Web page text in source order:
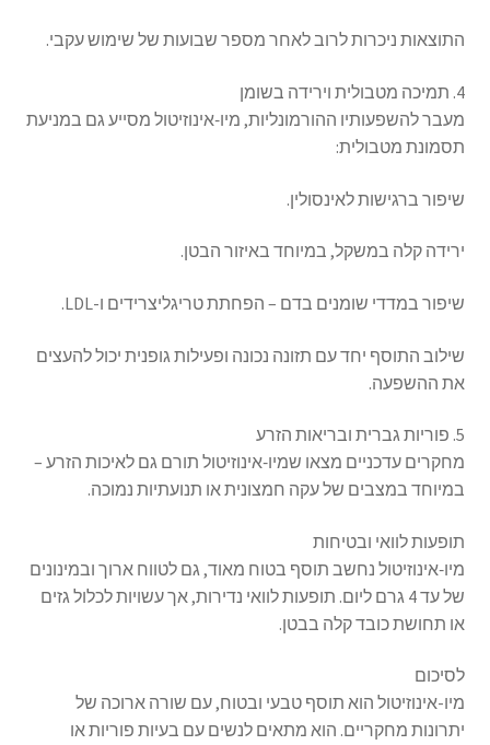
התוצאות ניכרות לרוב לאחר מספר שבועות של שימוש עקבי.
4. תמיכה מטבולית וירידה בשומן
מעבר להשפעותיו ההורמונליות, מיו‑אינוזיטול מסייע גם במניעת
תסמונת מטבולית:
שיפור ברגישות לאינסולין.
ירידה קלה במשקל, במיוחד באיזור הבטן.
שיפור במדדי שומנים בדם – הפחתת טריגליצרידים ו-LDL.
שילוב התוסף יחד עם תזונה נכונה ופעילות גופנית יכול להעצים
את ההשפעה.
5. פוריות גברית ובריאות הזרע
מחקרים עדכניים מצאו שמיו‑אינוזיטול תורם גם לאיכות הזרע –
במיוחד במצבים של עקה חמצונית או תנועתיות נמוכה.
תופעות לוואי ובטיחות
מיו‑אינוזיטול נחשב תוסף בטוח מאוד, גם לטווח ארוך ובמינונים
של עד 4 גרם ליום. תופעות לוואי נדירות, אך עשויות לכלול גזים
או תחושת כובד קלה בבטן.
לסיכום
מיו-אינוזיטול הוא תוסף טבעי ובטוח, עם שורה ארוכה של
יתרונות מחקריים. הוא מתאים לנשים עם בעיות פוריות או